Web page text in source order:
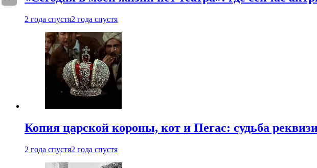
2 года спустя2 года спустя
Копия царской короны, кот и Пегас: судьба
2 года спустя2 года спустя